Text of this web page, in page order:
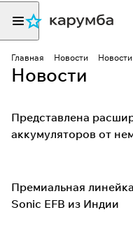
Главная Новости Новости
Новости
Представлена
аккумуляторов от
Премиальная
Sonic EFB из Индии